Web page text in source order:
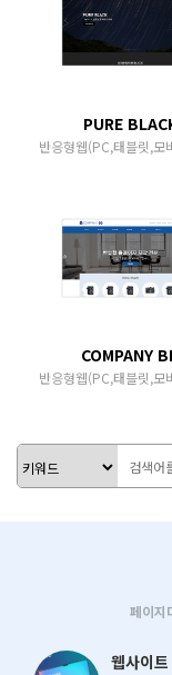
PURE
반응형웹(PC,태블릿,모
COMPANY
반응형웹(PC,태블릿,모
페이지
웹사이